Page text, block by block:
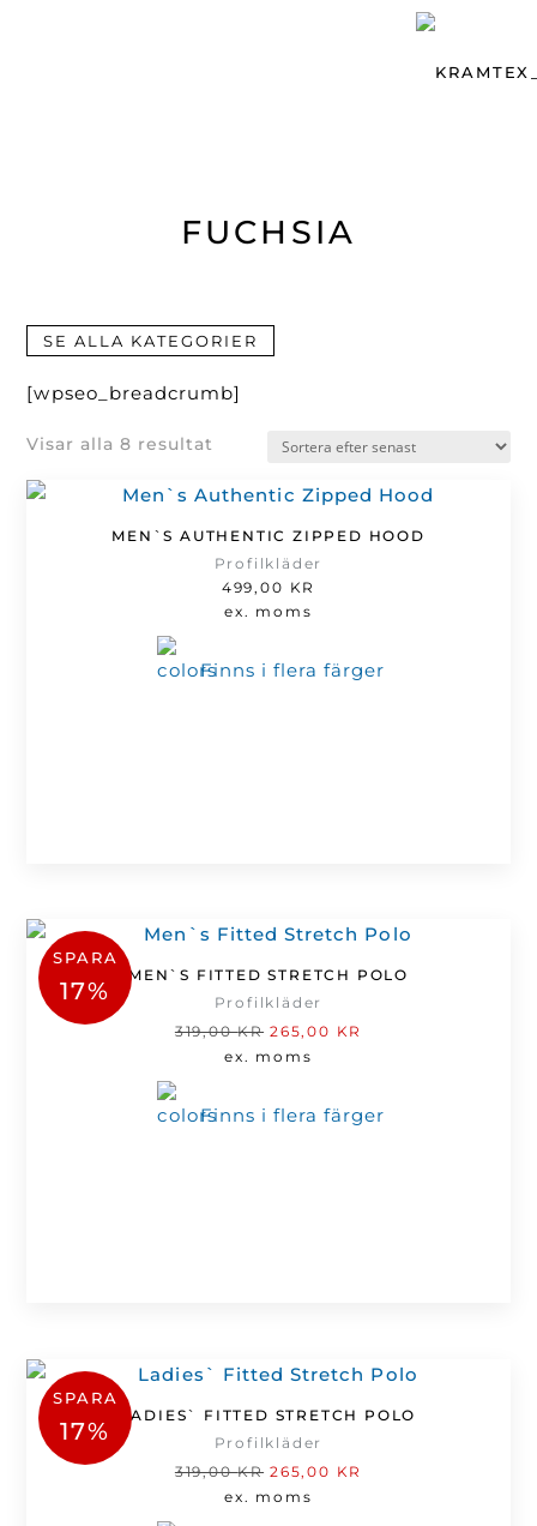
FUCHSIA
SE ALLA KATEGORIER
[wpseo_breadcrumb]
Visar alla 8 resultat Sortera
senaste
MEN`S AUTHENTIC ZIPPED HOOD
Profilkläder
499,00 KR
ex. moms
Finns i flera färger
SPARA
17%
MEN`S FITTED STRETCH POLO
Profilkläder
319,00KR Det
ursprungliga
319,00 kr.
265,00 KR
265,00 kr.
ex. moms
Finns i flera färger
SPARA
17%
LADIES` FITTED STRETCH POLO
Profilkläder
319,00KR Det
265,00 KR
ex. moms